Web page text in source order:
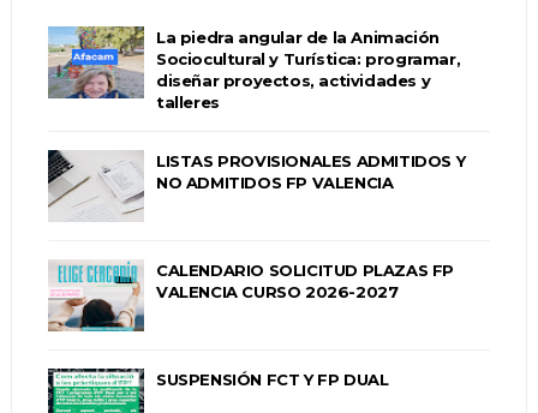
La piedra angular de la Animación
Sociocultural y Turística: programar,
diseñar proyectos, actividades y
talleres
LISTAS PROVISIONALES ADMITIDOS Y
NO ADMITIDOS FP VALENCIA
CALENDARIO SOLICITUD PLAZAS FP
VALENCIA CURSO 2026-2027
SUSPENSIÓN FCT Y FP DUAL